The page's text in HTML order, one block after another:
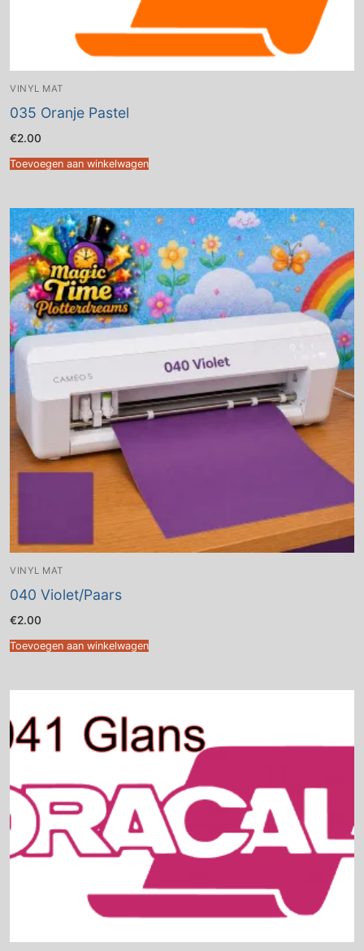
VINYL MAT
035 Oranje Pastel
€2.00
Toevoegen aan winkelwagen
VINYL MAT
040 Violet/Paars
€2.00
Toevoegen aan winkelwagen